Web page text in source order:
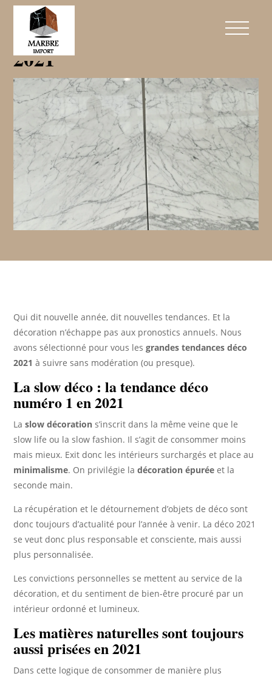
Les grandes tendances déco
2021
Qui dit nouvelle année, dit nouvelles tendances. Et la
décoration n’échappe pas aux pronostics annuels. Nous
avons sélectionné pour vous lesgrandes tendances déco
2021 à suivre sans modération (ou presque).
La slow déco : la tendance déco
numéro 1 en 2021
Laslow décoration s’inscrit dans la même veine que le
slow life ou la slow fashion. Il s’agit de consommer moins
mais mieux. Exit donc les intérieurs surchargés et place au
minimalisme. On privilégie ladécoration épurée et la
seconde main.
La récupération et le détournement d’objets de déco sont
donc toujours d’actualité pour l’année à venir. La déco 2021
se veut donc plus responsable et consciente, mais aussi
plus personnalisée.
Les convictions personnelles se mettent au service de la
décoration, et du sentiment de bien-être procuré par un
intérieur ordonné et lumineux.
Les matières naturelles sont toujours
aussi prisées en 2021
Dans cette logique de consommer de manière plus